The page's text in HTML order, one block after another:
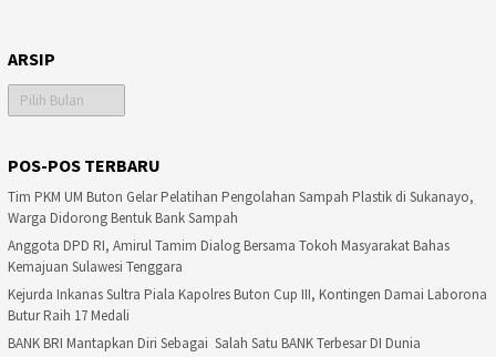
ARSIP
Arsip
POS-POS TERBARU
Tim PKM UM Buton Gelar Pelatihan Pengolahan Sampah Plastik di Sukanayo,
Warga Didorong Bentuk Bank Sampah
Anggota DPD RI, Amirul Tamim Dialog Bersama Tokoh Masyarakat Bahas
Kemajuan Sulawesi Tenggara
Kejurda Inkanas Sultra Piala Kapolres Buton Cup III, Kontingen Damai Laborona
Butur Raih 17 Medali
BANK BRI Mantapkan Diri Sebagai Salah Satu BANK Terbesar DI Dunia